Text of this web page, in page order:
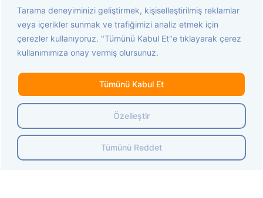
Tarama deneyiminizi geliştirmek, kişiselleştirilmiş reklamlar
veya içerikler sunmak ve trafiğimizi analiz etmek için
çerezler kullanıyoruz. "Tümünü Kabul Et"e tıklayarak çerez
kullanımımıza onay vermiş olursunuz.
Özelleştir
Tümünü Reddet
Tümünü Kabul Et